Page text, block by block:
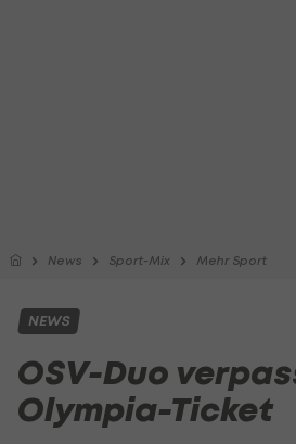
News Sport-Mix Mehr Sport
NEWS
OSV-Duo
Olympia-Ticket